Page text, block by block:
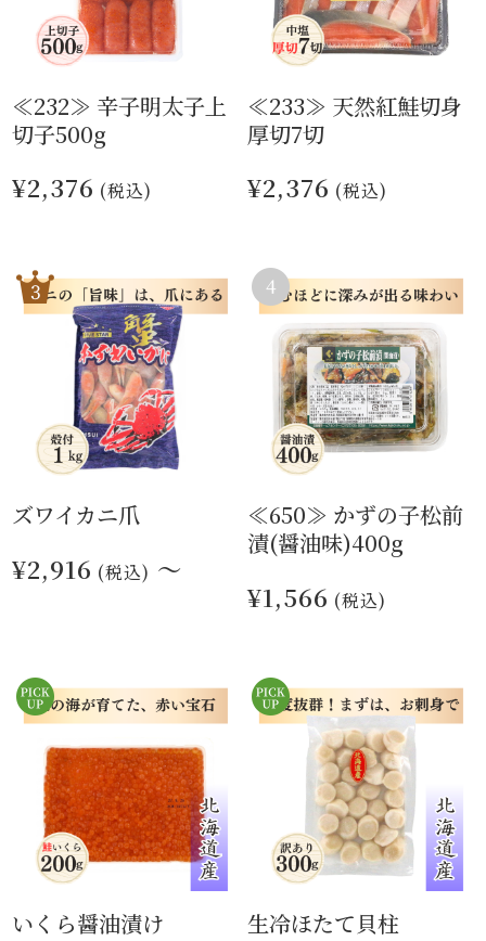
≪232≫ 辛子明太子上
切子500g
¥2,376 (税込)
≪233≫ 天然紅鮭切身
厚切7切
¥2,376 (税込)
ズワイカニ爪
¥2,916 (税込) ～
≪650≫ かずの子松前
漬(醤油味)400g
¥1,566 (税込)
いくら醤油漬け 生冷ほたて貝柱